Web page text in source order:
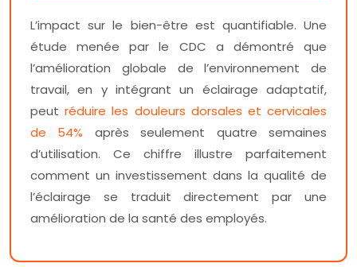
L’impact sur le bien-être est quantifiable. Une
étude menée par le CDC a démontré que
l’amélioration globale de l’environnement de
travail, en y intégrant un éclairage adaptatif,
peutréduire les douleurs dorsales et cervicales
de 54% après seulement quatre semaines
d’utilisation. Ce chiffre illustre parfaitement
comment un investissement dans la qualité de
l’éclairage se traduit directement par une
amélioration de la santé des employés.